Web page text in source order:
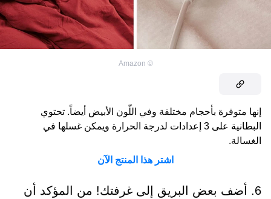
©
Amazon
إنها متوفرة بأحجام مختلفة وفي اللّون الأبيض أيضاً. تحتوي
البطانية على 3 إعدادات لدرجة الحرارة ويمكن غسلها في
الغسالة.
اشتر هذا المنتج الآن
6. أضف بعض البريق إلى غرفتك! من المؤكد أن